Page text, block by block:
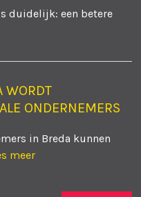
duidelijk: een betere
WORDT
ONDERNEMERS
in Breda kunnen
meer